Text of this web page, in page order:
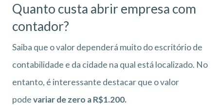
Quanto custa abrir empresa com
contador?
Saiba que o valor dependerá muito do escritório de
contabilidade e da cidade na qual está localizado. No
entanto, é interessante destacar que o valor
podevariar de zero a R$1.200.